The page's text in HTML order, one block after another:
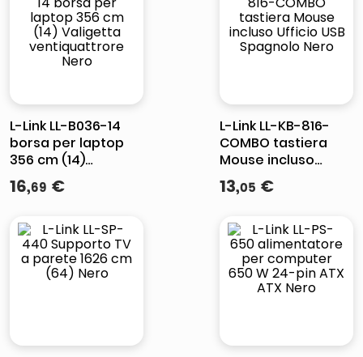
elenco
lucidatrice pavimenti
L-Link LL-B036-14
borsa per laptop
356 cm (14)
Valigetta
ventiquattrore
16,69 €
L-Link LL-KB-816-
COMBO tastiera
Mouse incluso
Ufficio USB
Spagnolo Nero
13,05 €